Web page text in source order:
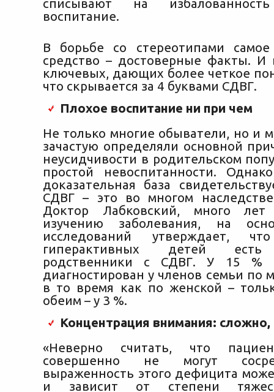
списывают на
воспитание.
В борьбе со стереотипами
средство – достоверные факты. И
ключевых, дающих более четкое
что скрывается за 4 буквами СДВГ.
Плохое воспитание ни при чем
Не только многие обыватели, но и
зачастую определяли основной
неусидчивости в родительском
простой невоспитанности.
доказательная база
СДВГ – это во многом
Доктор Лабковский, много лет
изучению заболевания, на
исследований
гиперактивных детей
родственники с СДВГ. У 15 %
диагностирован у членов семьи по
в то время как по женской –
обеим – у 3 %.
Концентрация внимания:
«Неверно считать, что
совершенно не могут
выраженность этого дефицита
и зависит от степени